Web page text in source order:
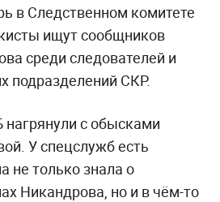
в Следственном комитете
ищутсообщников
среди следователей и
подразделений СКР.
с обысками
У спецслужб есть
не только знала о
Никандрова, но и в чём-то